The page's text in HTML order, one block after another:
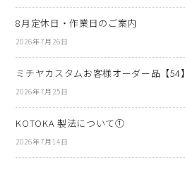
8月定休日・作業日のご案内
2026年7月26日
ミチヤカスタムお客様オーダー品【54】
2026年7月25日
KOTOKA 製法について①
2026年7月14日